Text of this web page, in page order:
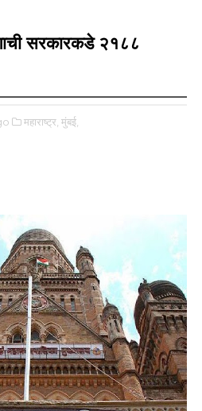
सरकारकडे २१८८
महाराष्ट्र, मुंबई,